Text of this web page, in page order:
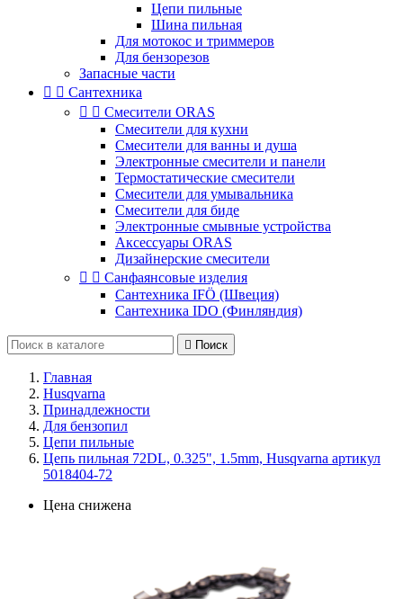
Цепи пильные
Шина пильная
Для мотокос и триммеров
Для бензорезов
Запасные части
  Сантехника
  Смесители ORAS
Смесители для кухни
Смесители для ванны и душа
Электронные смесители и панели
Термостатические смесители
Смесители для умывальника
Смесители для биде
Электронные смывные устройства
Аксессуары ORAS
Дизайнерские смесители
  Санфаянсовые изделия
Сантехника IFÖ (Швеция)
Сантехника IDO (Финляндия)
 Поиск
Главная
Husqvarna
Принадлежности
Для бензопил
Цепи пильные
Цепь пильная 72DL, 0.325", 1.5mm, Husqvarna артикул
5018404-72
Цена снижена